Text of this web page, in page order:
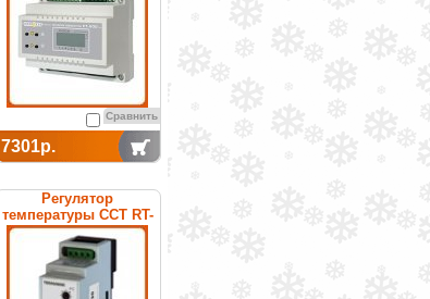
Сравнить
7301р.
Регулятор
температуры ССТ RT-
200E (teploskat)
электронный